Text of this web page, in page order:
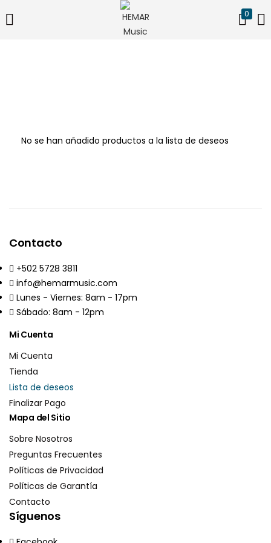
0
No se han añadido productos a la lista de deseos
Contacto
+502 5728 3811
info@hemarmusic.com
Lunes - Viernes: 8am - 17pm
Sábado: 8am - 12pm
Mi Cuenta
Mi Cuenta
Tienda
Lista de deseos
Finalizar Pago
Mapa del Sitio
Sobre Nosotros
Preguntas Frecuentes
Políticas de Privacidad
Políticas de Garantía
Contacto
Síguenos